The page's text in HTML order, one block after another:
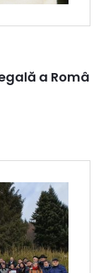
a Româ